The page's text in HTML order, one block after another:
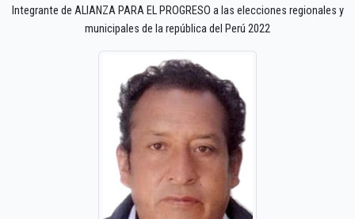
Integrante de ALIANZA PARA EL PROGRESO a las elecciones regionales y
municipales de la república del Perú 2022